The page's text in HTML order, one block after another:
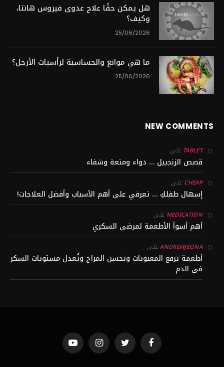
هل يمكن حقًا علاج عدوى فيروس هانتا،
وكيف؟
25/06/2026
ما هي موانع والحساسية لرأسيات الأرجل؟
25/06/2026
NEW COMMENTS
TABLET على
قصص الزنجبيل … دواء ومتعة وشفاء
CHEAPعلى
إسهال طفلكِ … تعرفي على أهم الأسباب وأفضل العلاجات!
MEDICATIONعلى
أهم أسوأ الأطعمة لمرضى السكري
ANDREWJEONAعلى
أطعمة ترفع المعنويات وتحسن المزاج وتُعدل مستويات السكر
في الدم
Facebook
Twitter
Instagram
YouTube